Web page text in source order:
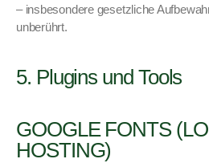
– ins­beson­dere geset­zliche
unberührt.
5. Plugins und Tools
GOOGLE FONTS
HOSTING)